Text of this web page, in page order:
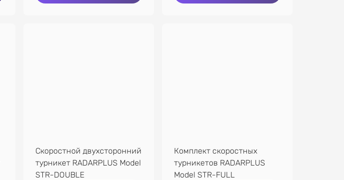
Скоростной двухсторонний
турникет RADARPLUS Model
STR-DOUBLE
Комплект скоростных
турникетов RADARPLUS
Model STR-FULL